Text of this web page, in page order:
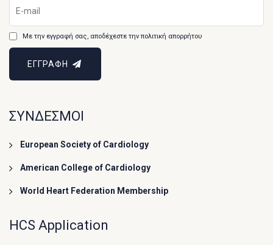
Με την εγγραφή σας, αποδέχεστε την πολιτική απορρήτου
ΕΓΓΡΑΦΗ
ΣΥΝΔΕΣΜΟΙ
European Society of Cardiology
American College of Cardiology
World Heart Federation Membership
HCS Application